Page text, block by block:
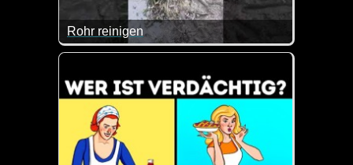
Rohr reinigen
Das ist doch mal eine spezielle Methode, um ein